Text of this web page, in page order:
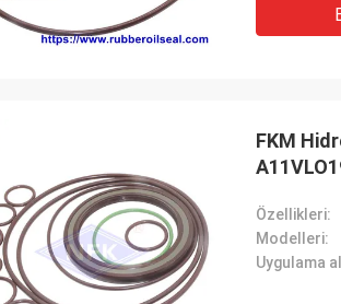
FKM
Özellikleri:
Modelleri:
Uygulama